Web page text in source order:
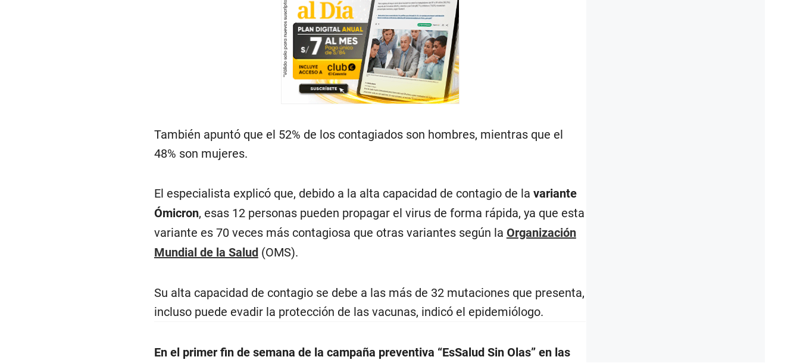
También apuntó que el 52% de los contagiados son hombres, mientras que el
48% son mujeres.
El especialista explicó que, debido a la alta capacidad de contagio de la variante
Ómicron, esas 12 personas pueden propagar el virus de forma rápida, ya que esta
variante es 70 veces más contagiosa que otras variantes según la Organización
Mundial de la Salud(OMS).
Su alta capacidad de contagio se debe a las más de 32 mutaciones que presenta,
incluso puede evadir la protección de las vacunas, indicó el epidemiólogo.
En el primer fin de semana de la campaña preventiva “EsSalud Sin Olas” en las